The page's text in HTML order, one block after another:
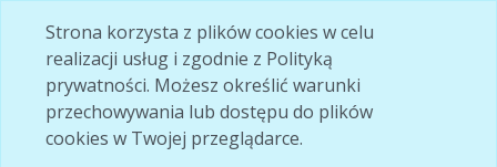
Strona korzysta z plików cookies w celu
realizacji usług i zgodnie z Polityką
prywatności. Możesz określić warunki
przechowywania lub dostępu do plików
cookies w Twojej przeglądarce.